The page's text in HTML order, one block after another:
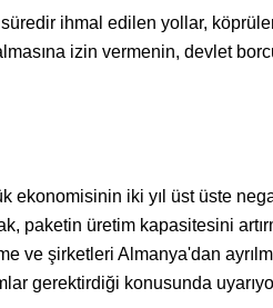
ihmal edilen yollar,
izin vermenin, devlet
ekonomisinin iki yıl üst üste
paketin üretim kapasitesini
ve şirketleri Almanya'dan
gerektirdiği konusunda